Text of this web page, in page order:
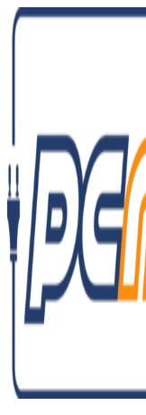
Ir
al